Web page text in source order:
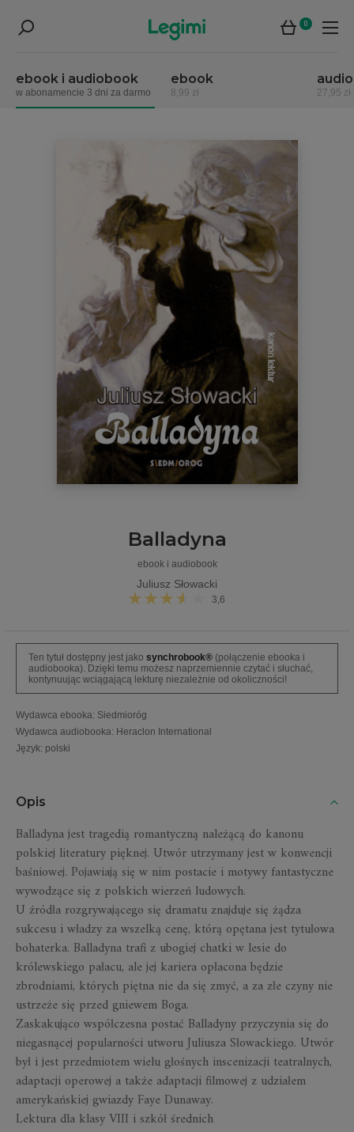
0
ebook i audiobook
w abonamencie 3 dni za darmo
ebook
8,99 zł 27,95 zł
Balladyna
ebook i audiobook
Juliusz Słowacki
3,6
Ten tytuł dostępny jest jako synchrobook® (połączenie ebooka i
audiobooka). Dzięki temu możesz naprzemiennie czytać i słuchać,
kontynuując wciągającą lekturę niezależnie od okoliczności!
Wydawca ebooka: Siedmioróg
Wydawca audiobooka: Heraclon International
Język: polski
Opis
Balladynajest tragedią romantyczną należącą do kanonu
polskiej literatury pięknej. Utwór utrzymany jest w konwencji
baśniowej. Pojawiają się w nim postacie i motywy fantastyczne
wywodzące się z polskich wierzeń ludowych.
U źródła rozgrywającego się dramatu znajduje się żądza
sukcesu i władzy za wszelką cenę, którą opętana jest tytułowa
bohaterka. Balladyna trafi z ubogiej chatki w lesie do
królewskiego pałacu, ale jej kariera opłacona będzie
zbrodniami, których piętna nie da się zmyć, a za złe czyny nie
ustrzeże się przed gniewem Boga.
Zaskakująco współczesna postać Balladyny przyczynia się do
niegasnącej popularności utworu Juliusza Słowackiego. Utwór
był i jest przedmiotem wielu głośnych inscenizacji teatralnych,
adaptacji operowej a także adaptacji filmowej z udziałem
amerykańskiej gwiazdy Faye Dunaway.
Lektura dla klasy VIII i szkół średnich